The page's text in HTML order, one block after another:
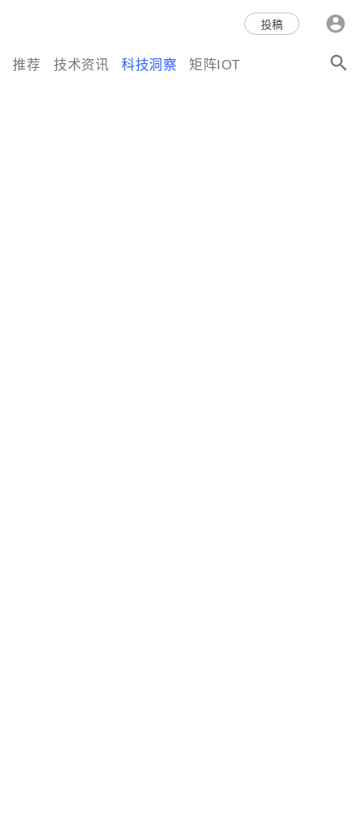
科技互联网,科技,资讯,动态,洞
察,量子,计算,AI,人工智能,机器
投稿
推荐 技术资讯 科技洞察 矩阵IOT